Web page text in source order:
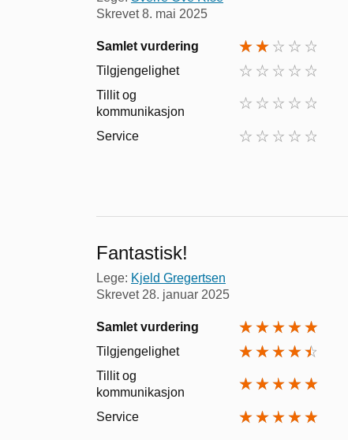
Skrevet8. mai 2025
Samlet vurdering
Tilgjengelighet
Tillit og
kommunikasjon
Service
Fantastisk!
Lege: Kjeld Gregertsen
Skrevet 28. januar 2025
Samlet vurdering
Tilgjengelighet
Tillit og
kommunikasjon
Service